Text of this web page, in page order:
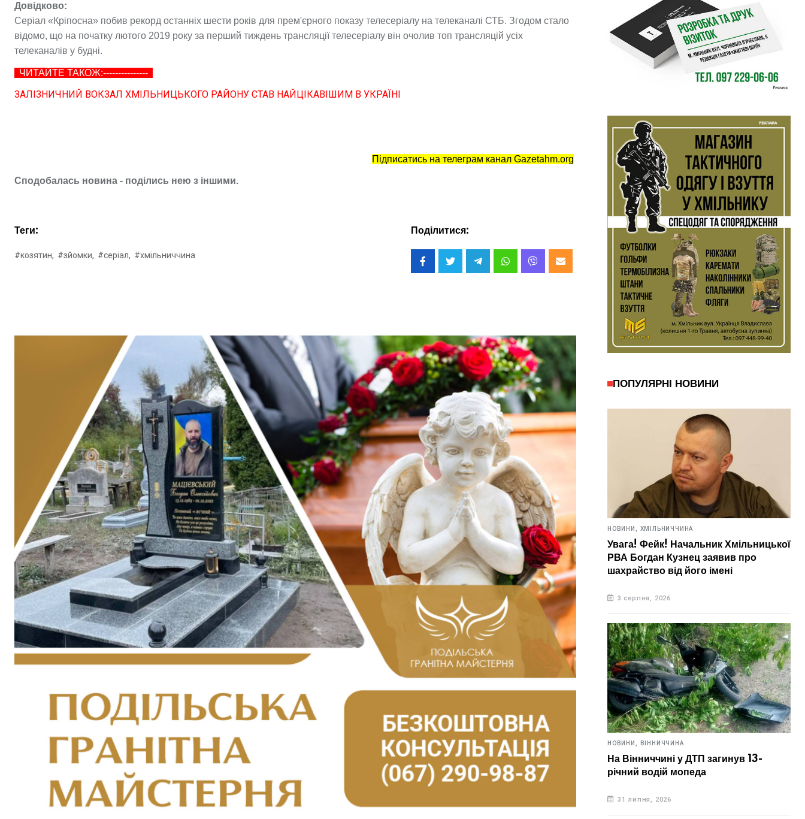
Довідково:
Серіал «Кріпосна» побив рекорд останніх шести років для прем'єрного показу телесеріалу на телеканалі СТБ. Згодом стало
відомо, що на початку лютого 2019 року за перший тиждень трансляції телесеріалу він очолив топ трансляцій усіх
телеканалів у будні.
ЧИТАЙТЕ ТАКОЖ:---------------
ЗАЛІЗНИЧНИЙ ВОКЗАЛ ХМІЛЬНИЦЬКОГО РАЙОНУ СТАВ НАЙЦІКАВІШИМ В УКРАЇНІ
Підписатись на телеграм канал Gazetahm.org
Сподобалась новина - поділись нею з іншими.
Теги:
#козятин, #зйомки, #серіал, #хмільниччина
Поділитися:
ПОПУЛЯРНІ НОВИНИ
НОВИНИ, ХМІЛЬНИЧЧИНА
Увага! Фейк! Начальник Хмільницької
РВА Богдан Кузнец заявив про
шахрайство від його імені
3 серпня, 2026
НОВИНИ, ВІННИЧЧИНА
На Вінниччині у ДТП загинув 13-
річний водій мопеда
31 липня, 2026